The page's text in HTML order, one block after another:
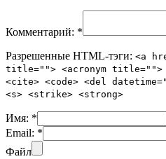
Комментарий: *
Разрешенные HTML-тэги: <a
title=""> <acronym title="">
<cite> <code> <del
<s> <strike> <strong>
Имя: *
Email: *
Файл